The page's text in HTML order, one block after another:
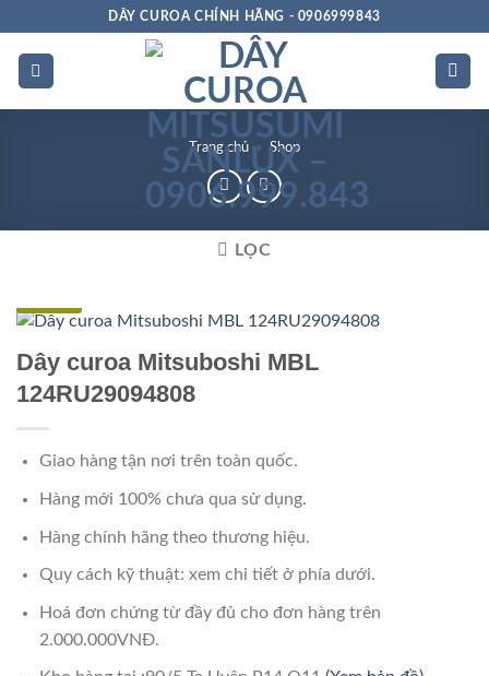
dung
DÂY CUROA CHÍNH HÃNG - 0906999843
Trang chủ » Shop
LỌC
Dây curoa Mitsuboshi MBL
124RU29094808
Giao hàng tận nơi trên toàn quốc.
Hàng mới 100% chưa qua sử dụng.
Hàng chính hãng theo thương hiệu.
Quy cách kỹ thuật: xem chi tiết ở phía dưới.
Hoá đơn chứng từ đầy đủ cho đơn hàng trên
2.000.000VNĐ.